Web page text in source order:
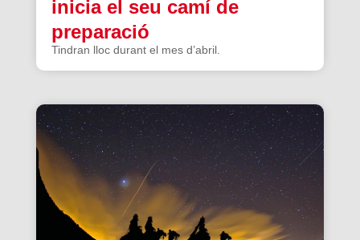
inicia el seu camí de
preparació
Tindran lloc durant el mes d’abril.